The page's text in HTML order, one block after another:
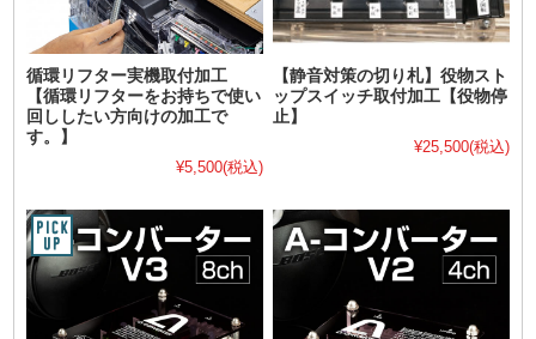
循環リフター実機取付加工
【循環リフターをお持ちで使い
回ししたい方向けの加工で
す。】
¥5,500(税込)
【静音対策の切り札】役物スト
ップスイッチ取付加工【役物停
止】
¥25,500(税込)